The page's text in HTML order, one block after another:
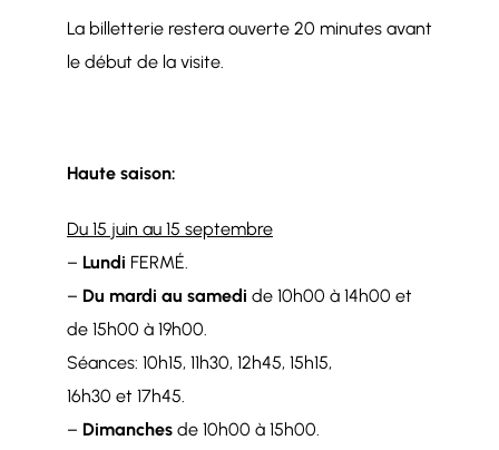
La billetterie restera ouverte 20 minutes avant
le début de la visite.
Haute saison:
Du 15 juin au 15 septembre
– Lundi FERMÉ.
– Du mardi au samedi de 10h00 à 14h00 et
de 15h00 à 19h00.
Séances: 10h15, 11h30, 12h45, 15h15,
16h30 et 17h45.
– Dimanchesde 10h00 à 15h00.